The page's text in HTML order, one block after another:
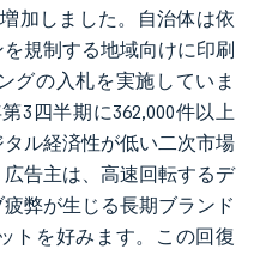
加しました。自治体は依
規制する地域向けに印刷
グの入札を実施していま
3四半期に362,000件以上
ル経済性が低い二次市場
告主は、高速回転するデ
弊が生じる長期ブランド
トを好みます。この回復